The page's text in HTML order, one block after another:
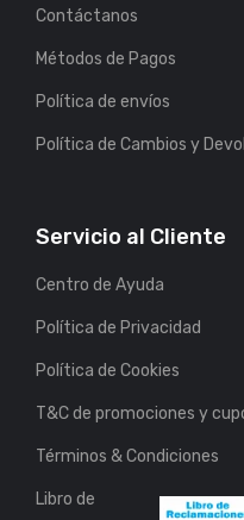
Contáctanos
Métodos de Pagos
Política de envíos
Política de Cambios y
Servicio al Cliente
Centro de Ayuda
Política de Privacidad
Política de Cookies
T&C de promociones y
Términos & Condiciones
Libro de